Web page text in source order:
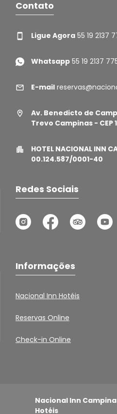
Contato
Ligue Agora 55 19 2137
Whatsapp 55 19 2137
E-mail
Av. Benedicto de
Trevo Campinas - CEP
HOTEL NACIONAL INN
00.124.587/0001-40
Redes Sociais
Informações
Nacional Inn Hotéis
Reservas Online
Check-in Online
Nacional Inn
Hotéis